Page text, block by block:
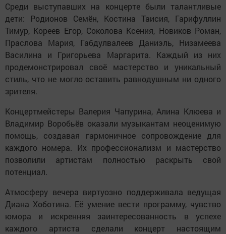
Среди выступавших на концерте были талантливые
дети: Родионов Семён, Костина Таисия, Гарифуллин
Тимур, Кореев Егор, Соколова Ксения, Новиков Роман,
Праслова Мария, Габдулвалеев Даниэль, Низамеева
Василина и Григорьева Маргарита. Каждый из них
продемонстрировал своё мастерство и уникальный
стиль, что не могло оставить равнодушным ни одного
зрителя.
Концертмейстеры Валерия Чапурина, Алина Клюева и
Владимир Воробьёв оказали музыкантам неоценимую
помощь, создавая гармоничное сопровождение для
каждого номера. Их профессионализм и мастерство
позволили артистам полностью раскрыть свой
потенциал.
Атмосферу вечера виртуозно поддерживала ведущая
Диана Хоботина. Её умение вести программу, чувство
юмора и искренняя заинтересованность в успехе
каждого артиста сделали концерт настоящим